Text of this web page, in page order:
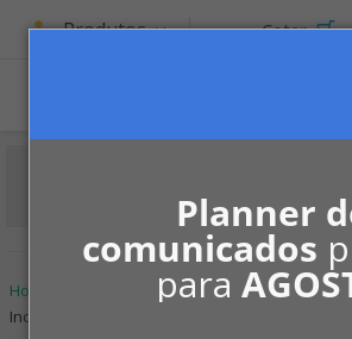
Planner
comunicados
para
Produtos Cotar
Home Notícias
Convivência
Incêndio em apartamento